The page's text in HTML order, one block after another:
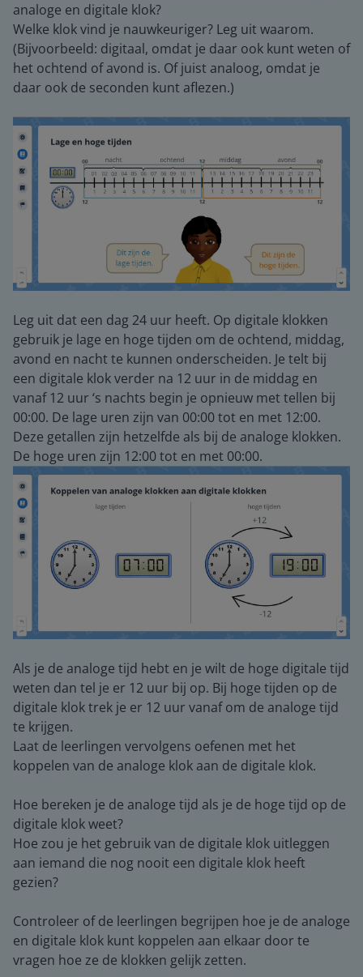
analoge en digitale klok?
Welke klok vind je nauwkeuriger? Leg uit waarom.
(Bijvoorbeeld: digitaal, omdat je daar ook kunt weten of
het ochtend of avond is. Of juist analoog, omdat je
daar ook de seconden kunt aflezen.)
Leg uit dat een dag 24 uur heeft. Op digitale klokken
gebruik je lage en hoge tijden om de ochtend, middag,
avond en nacht te kunnen onderscheiden. Je telt bij
een digitale klok verder na 12 uur in de middag en
vanaf 12 uur ‘s nachts begin je opnieuw met tellen bij
00:00. De lage uren zijn van 00:00 tot en met 12:00.
Deze getallen zijn hetzelfde als bij de analoge klokken.
De hoge uren zijn 12:00 tot en met 00:00.
Als je de analoge tijd hebt en je wilt de hoge digitale tijd
weten dan tel je er 12 uur bij op. Bij hoge tijden op de
digitale klok trek je er 12 uur vanaf om de analoge tijd
te krijgen.
Laat de leerlingen vervolgens oefenen met het
koppelen van de analoge klok aan de digitale klok.
Hoe bereken je de analoge tijd als je de hoge tijd op de
digitale klok weet?
Hoe zou je het gebruik van de digitale klok uitleggen
aan iemand die nog nooit een digitale klok heeft
gezien?
Controleer of de leerlingen begrijpen hoe je de analoge
en digitale klok kunt koppelen aan elkaar door te
vragen hoe ze de klokken gelijk zetten.